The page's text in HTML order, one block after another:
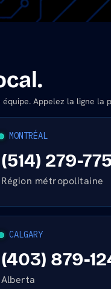
Appelez la ligne
MONTRÉAL
(514) 279-
Région métropolitaine
CALGARY
(403) 879-
Alberta